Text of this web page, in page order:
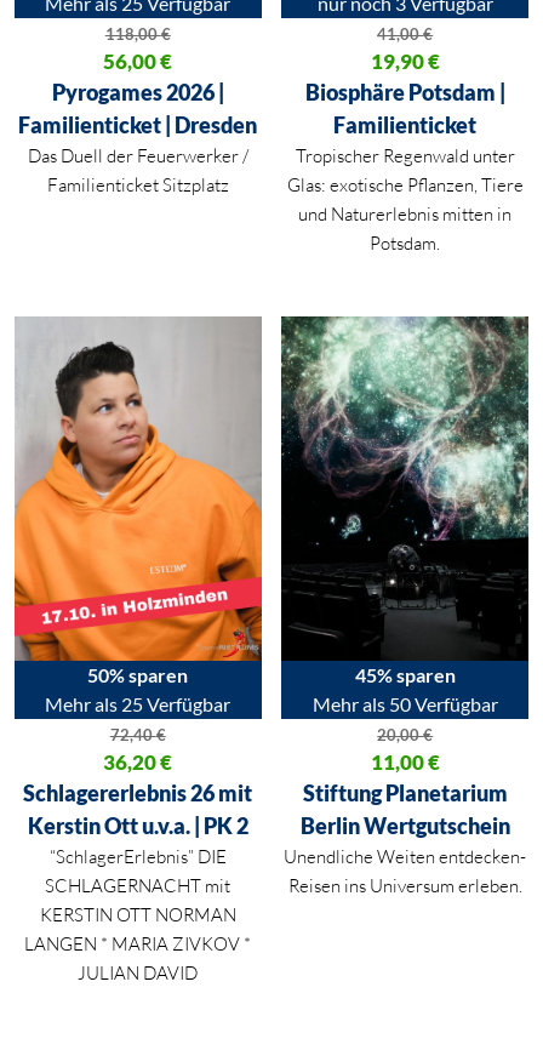
118,00€
Ursprünglicher Preis war: 118,00 €
56,00€
Aktueller Preis ist: 56,00 €.
Pyrogames 2026 |
Familienticket | Dresden
Das Duell der Feuerwerker /
Familienticket Sitzplatz
41,00€
Ursprünglicher Preis war:
19,90€
Aktueller Preis ist: 19,90 €.
Biosphäre Potsdam |
Familienticket
Tropischer Regenwald unter
Glas: exotische Pflanzen, Tiere
und Naturerlebnis mitten in
Potsdam.
50% sparen
Mehr als 25 Verfügbar
72,40€
Ursprünglicher Preis war: 72,40 €
36,20€
Aktueller Preis ist: 36,20 €.
Schlagererlebnis 26 mit
Kerstin Ott u.v.a. | PK 2
“SchlagerErlebnis” DIE
SCHLAGERNACHT mit
KERSTIN OTT NORMAN
LANGEN * MARIA ZIVKOV *
JULIAN DAVID
45% sparen
Mehr als 50 Verfügbar
20,00€
Ursprünglicher Preis war:
11,00€
Aktueller Preis ist: 11,00 €.
Stiftung Planetarium
Berlin Wertgutschein
Unendliche Weiten entdecken-
Reisen ins Universum erleben.